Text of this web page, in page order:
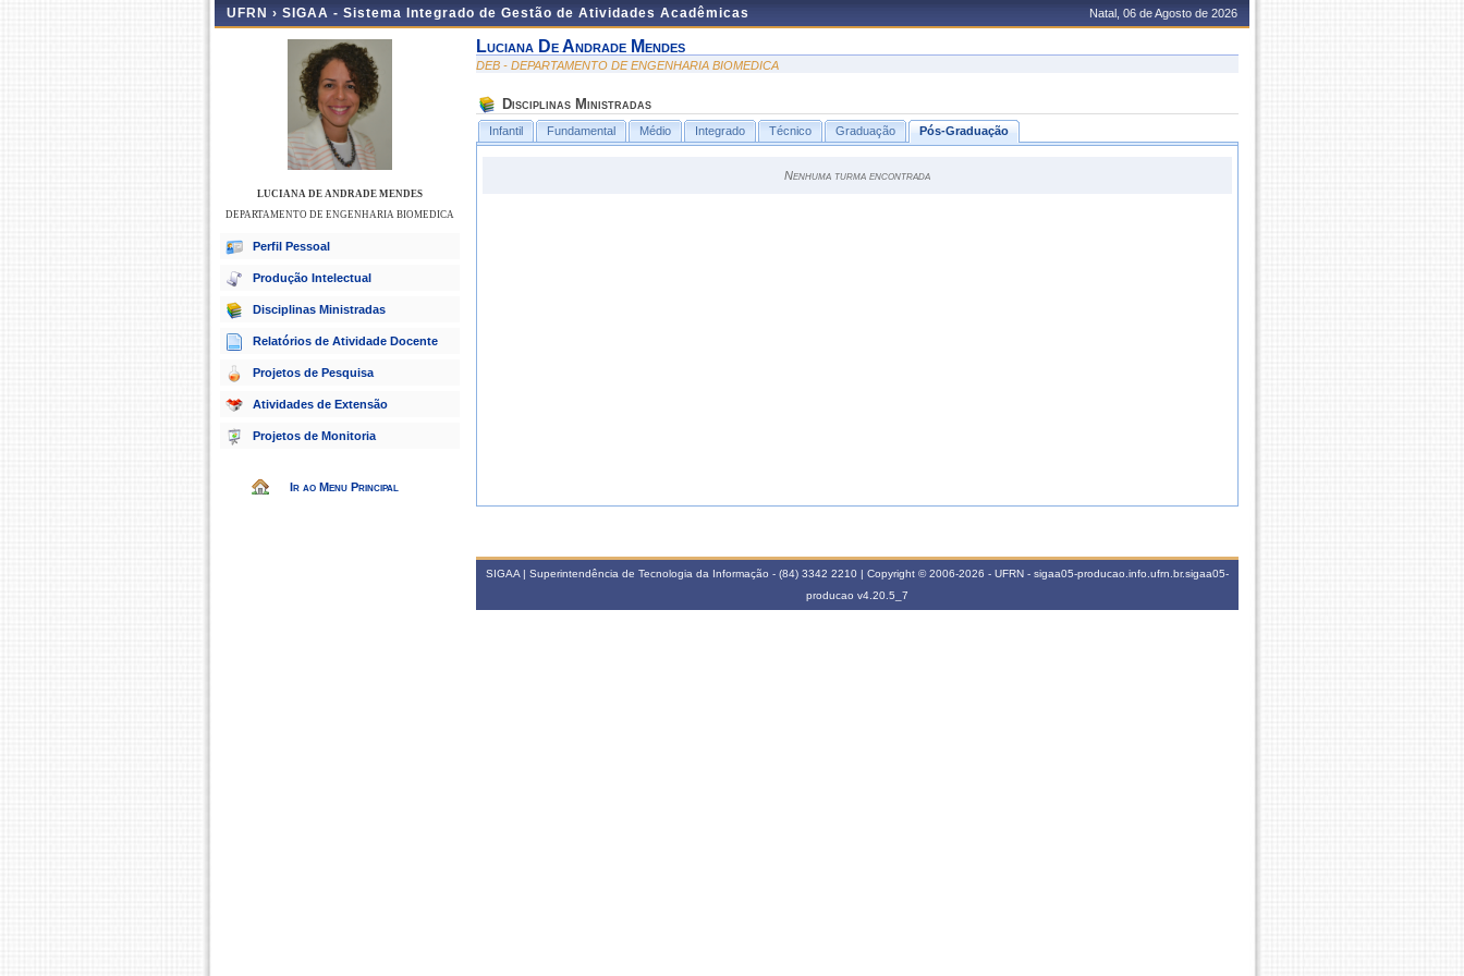
UFRN › SIGAA - Sistema Integrado de Gestão de Atividades Acadêmicas Natal, 06 de Agosto de 2026
LUCIANA DE ANDRADE MENDES
DEPARTAMENTO DE ENGENHARIA BIOMEDICA
Perfil Pessoal
Produção Intelectual
Disciplinas Ministradas
Relatórios de Atividade Docente
Projetos de Pesquisa
Atividades de Extensão
Projetos de Monitoria
Ir ao Menu Principal
Luciana De Andrade Mendes
DEB - DEPARTAMENTO DE ENGENHARIA BIOMEDICA
Disciplinas Ministradas
Infantil Fundamental Médio Integrado Técnico Graduação Pós-Graduação
Nenhuma turma encontrada
SIGAA | Superintendência de Tecnologia da Informação - (84) 3342 2210 | Copyright © 2006-2026 - UFRN - sigaa05-producao.info.ufrn.br.sigaa05-
producao v4.20.5_7